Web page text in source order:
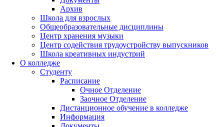
Архив
Школа для взрослых
Общеобразовательные дисциплины
Центр хранения музыки
Центр содействия трудоустройству выпускников
Школа креативных индустрий
О колледже
Студенту
Расписание
Очное Отделение
Заочное Отделение
Дистанционное обучение в колледже
Информация